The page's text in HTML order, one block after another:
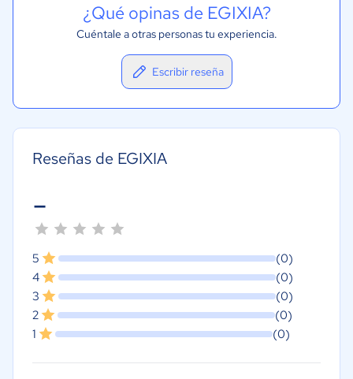
¿Qué opinas de EGIXIA?
Cuéntale a otras personas tu experiencia.
Escribir reseña
Reseñas de EGIXIA
-
5
(0)
4
(0)
3
(0)
2
(0)
1
(0)